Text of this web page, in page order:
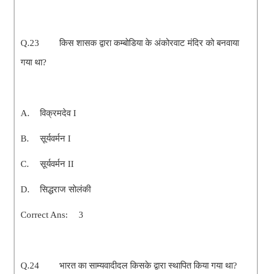
Q.23
किस शासक द्वारा कम्बोडिया के अंकोरवाट मंदिर को बनवाया
गया था?
A. विक्रमदेव I
B. सूर्यवर्मन I
C. सूर्यवर्मन II
D. सिद्धराज सोलंकी
Correct Ans: 3
Q.24 भारत का साम्यवादीदल किसके द्वारा स्थापित किया गया था?